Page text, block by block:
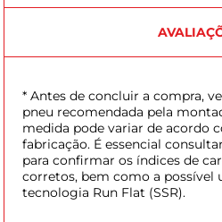
* Antes de concluir a compra,
pneu recomendada pela
medida pode variar de acordo
fabricação. É essencial
para confirmar os índices de
corretos, bem como a possível
tecnologia Run Flat (SSR).